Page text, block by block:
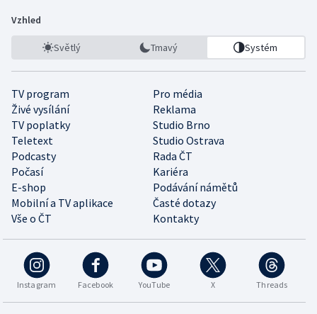
Vzhled
Světlý Tmavý Systém
TV program
Pro média
Živé vysílání
Reklama
TV poplatky
Studio Brno
Teletext
Studio Ostrava
Podcasty
Rada ČT
Počasí
Kariéra
E-shop
Podávání námětů
Mobilní a TV aplikace
Časté dotazy
Vše o ČT
Kontakty
Instagram Facebook YouTube X Threads